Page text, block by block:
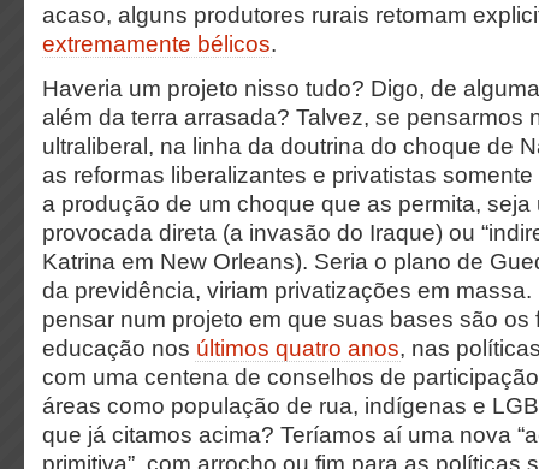
acaso, alguns produtores rurais retomam
extremamente bélicos.
Haveria um projeto nisso tudo? Digo, de
além da terra arrasada? Talvez, se pensarmos
ultraliberal, na linha da doutrina do choque de
as reformas liberalizantes e privatistas
a produção de um choque que as permita, seja
provocada direta (a invasão do Iraque) ou
Katrina em New Orleans). Seria o plano de
da previdência, viriam privatizações em
pensar num projeto em que suas bases são os
educação nos últimos quatro anos, nas
com uma centena de conselhos de
áreas como população de rua, indígenas e
que já citamos acima? Teríamos aí uma nova
primitiva”, com arrocho ou fim para as políticas